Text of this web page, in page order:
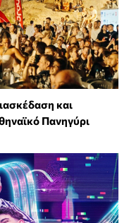
και
Πανηγύρι